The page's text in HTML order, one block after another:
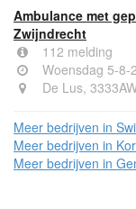
Ambulance met
Zwijndrecht
112 melding
Woensdag 5-8-
De Lus,
Meer bedrijven in
Meer bedrijven in
Meer bedrijven in